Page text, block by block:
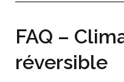
FAQ –
réversible